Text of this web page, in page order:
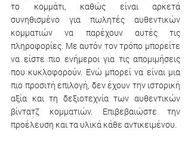
το κομμάτι, καθώς είναι αρκετά
συνηθισμένο για πωλητές αυθεντικών
κομματιών να παρέχουν αυτές τις
πληροφορίες. Με αυτόν τον τρόπο μπορείτε
να είστε πιο ενήμεροι για τις απομιμήσεις
που κυκλοφορούν. Ενώ μπορεί να είναι μια
πιο προσιτή επιλογή, δεν έχουν την ιστορική
αξία και τη δεξιοτεχνία των αυθεντικών
βίντατζ κομματιών. Επιβεβαιώστε την
προέλευση και τα υλικά κάθε αντικειμένου.